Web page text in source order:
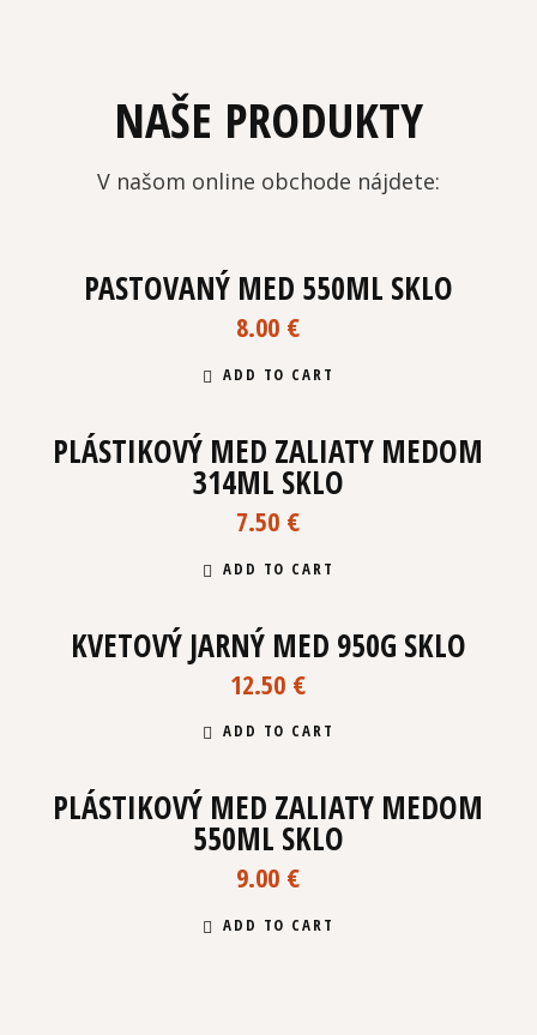
NAŠE PRODUKTY
V našom online obchode nájdete:
PASTOVANÝ MED 550ML SKLO
8.00 €
ADD TO CART
PLÁSTIKOVÝ MED ZALIATY MEDOM
314ML SKLO
7.50 €
ADD TO CART
KVETOVÝ JARNÝ MED 950G SKLO
12.50 €
ADD TO CART
PLÁSTIKOVÝ MED ZALIATY MEDOM
550ML SKLO
9.00 €
ADD TO CART